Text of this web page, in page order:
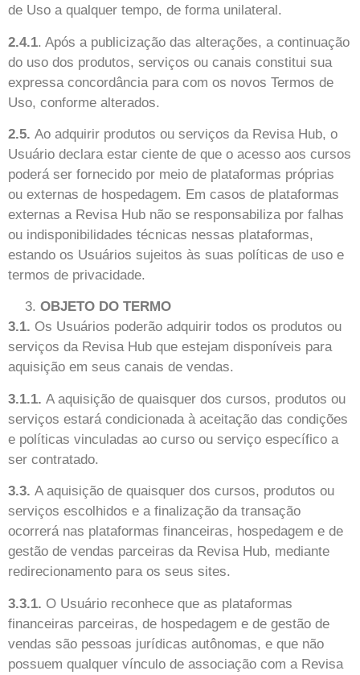
de Uso a qualquer tempo, de forma unilateral.
2.4.1. Após a publicização das alterações, a continuação
do uso dos produtos, serviços ou canais constitui sua
expressa concordância para com os novos Termos de
Uso, conforme alterados.
2.5. Ao adquirir produtos ou serviços da Revisa Hub, o
Usuário declara estar ciente de que o acesso aos cursos
poderá ser fornecido por meio de plataformas próprias
ou externas de hospedagem. Em casos de plataformas
externas a Revisa Hub não se responsabiliza por falhas
ou indisponibilidades técnicas nessas plataformas,
estando os Usuários sujeitos às suas políticas de uso e
termos de privacidade.
OBJETO DO TERMO
3.1. Os Usuários poderão adquirir todos os produtos ou
serviços da Revisa Hub que estejam disponíveis para
aquisição em seus canais de vendas.
3.1.1. A aquisição de quaisquer dos cursos, produtos ou
serviços estará condicionada à aceitação das condições
e políticas vinculadas ao curso ou serviço específico a
ser contratado.
3.3. A aquisição de quaisquer dos cursos, produtos ou
serviços escolhidos e a finalização da transação
ocorrerá nas plataformas financeiras, hospedagem e de
gestão de vendas parceiras da Revisa Hub, mediante
redirecionamento para os seus sites.
3.3.1. O Usuário reconhece que as plataformas
financeiras parceiras, de hospedagem e de gestão de
vendas são pessoas jurídicas autônomas, e que não
possuem qualquer vínculo de associação com a Revisa